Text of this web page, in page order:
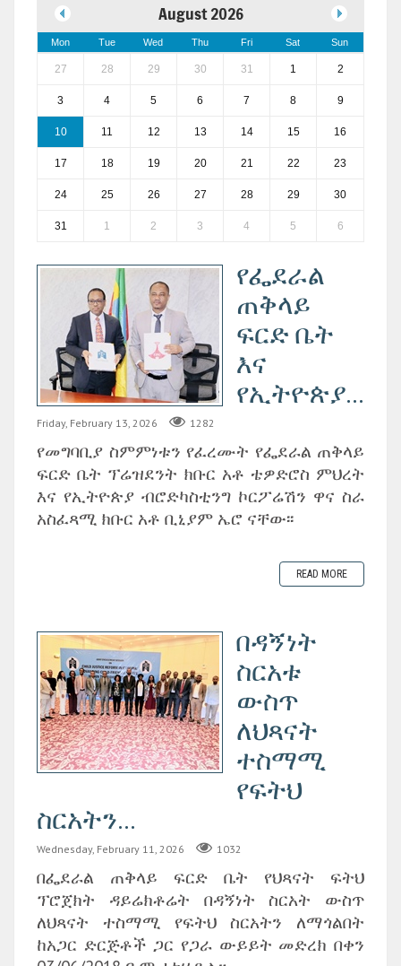
August 2026
Mon Tue Wed Thu Fri Sat Sun
27 28 29 30 31 1 2
3 4 5 6 7 8 9
10 11 12 13 14 15 16
17 18 19 20 21 22 23
24 25 26 27 28 29 30
31 1 2 3 4 5 6
የፌደራል
ጠቅላይ
ፍርድ ቤት
እና
የኢትዮጵያ...
Friday, February 13, 2026 1282
የመግባቢያ ስምምነቱን የፈረሙት የፌደራል ጠቅላይ
ፍርድ ቤት ፕሬዝደንት ክቡር አቶ ቴዎድሮስ ምህረት
እና የኢትዮጵያ ብሮድካስቲንግ ኮርፖሬሽን ዋና ስራ
አስፈጻሚ ክቡር አቶ ቢኒያም ኤሮ ናቸው፡፡
READ MORE
በዳኝነት
ስርአቱ
ውስጥ
ለህጻናት
ተስማሚ
የፍትህ
ስርአትን...
Wednesday, February 11, 2026 1032
በፌደራል ጠቅላይ ፍርድ ቤት የህጻናት ፍትህ
ፕሮጀክት ዳይሬክቶሬት በዳኝነት ስርአት ውስጥ
ለህጻናት ተስማሚ የፍትህ ስርአትን ለማጎልበት
ከአጋር ድርጅቶች ጋር የጋራ ውይይት መድረክ በቀን